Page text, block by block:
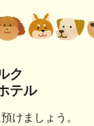
ク
テル
けましょう。